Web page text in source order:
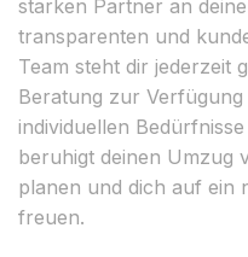
starken Partner an
transparenten und
Team steht dir jederzeit
Beratung zur
individuellen
beruhigt deinen Umzug
planen und dich auf ein
freuen.